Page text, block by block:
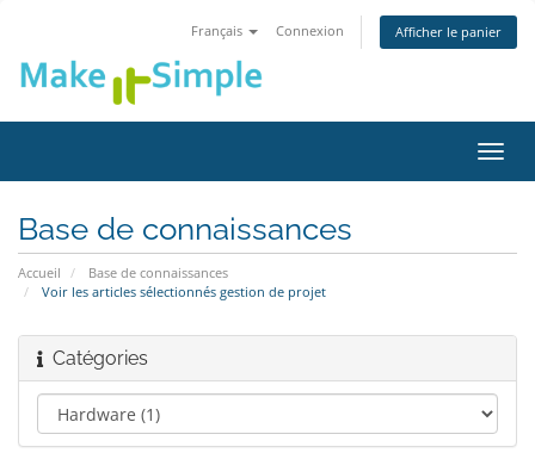
Français Connexion Afficher le panier
la
Base de connaissances
Accueil
Base de connaissances
Voir les articles sélectionnés gestion de projet
Catégories